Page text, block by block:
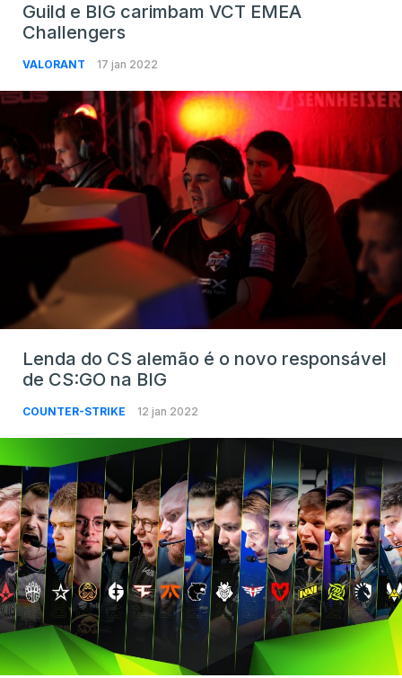
Guild e BIG carimbam VCT EMEA
Challengers
VALORANT 17 jan 2022
Lenda do CS alemão é o novo responsável
de CS:GO na BIG
COUNTER-STRIKE 12 jan 2022